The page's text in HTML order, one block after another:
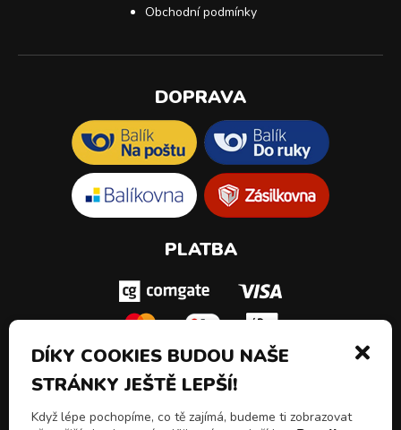
Obchodní podmínky
DOPRAVA
PLATBA
SLEDUJ NÁS!
DÍKY COOKIES BUDOU NAŠE
STRÁNKY JEŠTĚ LEPŠÍ!
Když lépe pochopíme, co tě zajímá, budeme ti zobrazovat